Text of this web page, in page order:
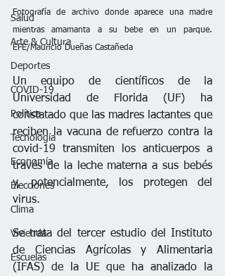
Salud
Arte & Cultura
Deportes
COVID-19
Política
Tecnología
Economía
Elecciones
Clima
Vivienda
Escuelas
Fotografía de archivo donde aparece una madre
mientras amamanta a su bebe en un parque.
EFE/Mauricio Dueñas Castañeda
Un equipo de científicos de la
Universidad de Florida (UF) ha
constatado que las madres lactantes que
reciben la vacuna de refuerzo contra la
covid-19 transmiten los anticuerpos a
través de la leche materna a sus bebés
y, potencialmente, los protegen del
virus.
Se trata del tercer estudio del Instituto
de Ciencias Agrícolas y Alimentaria
(IFAS) de la UE que ha analizado la